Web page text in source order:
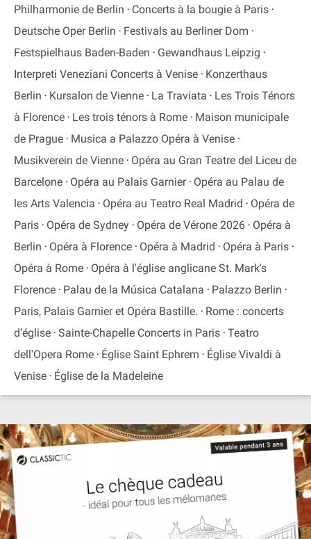
Philharmonie de Berlin
Concerts à la bougie à Paris
Deutsche Oper Berlin
Festivals au Berliner Dom
Festspielhaus Baden-Baden
Gewandhaus Leipzig
Interpreti Veneziani Concerts à Venise
Konzerthaus
Berlin
Kursalon de Vienne La Traviata
Les Trois Ténors
à Florence
Les trois ténors à Rome
Maison municipale
de Prague
Musica a Palazzo Opéra à Venise
Musikverein de Vienne
Opéra au Gran Teatre del Liceu de
Barcelone
Opéra au Palais Garnier
Opéra au Palau de
les Arts Valencia
Opéra au Teatro Real Madrid
Opéra de
Paris
Opéra de Sydney Opéra de Vérone 2026
Opéra à
Berlin
Opéra à Florence Opéra à Madrid
Opéra à Paris
Opéra à Rome
Opéra à l'église anglicane St. Mark's
Florence
Palau de la Música Catalana
Palazzo Berlin
Paris, Palais Garnier et Opéra Bastille.
Rome : concerts
d’église Sainte-Chapelle Concerts in Paris Teatro
dell'Opera Rome
Église Saint Ephrem
Église Vivaldi à
Venise
Église de la Madeleine